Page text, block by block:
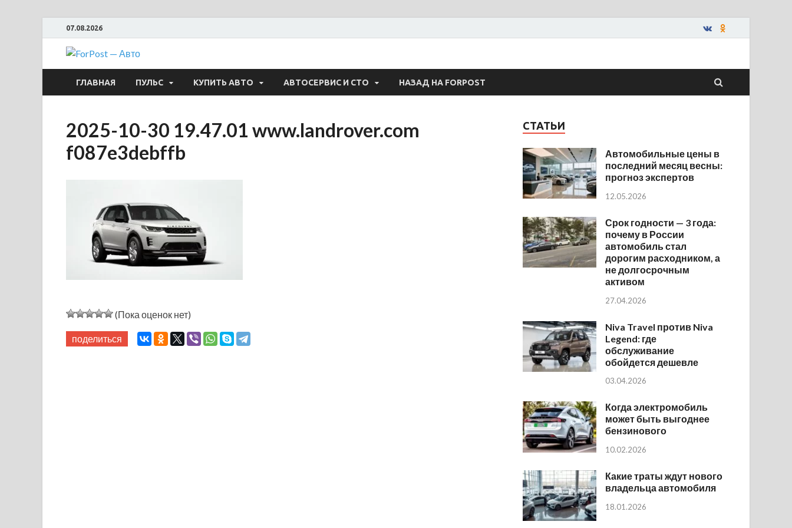
07.08.2026
ForPost — Авто
ГЛАВНАЯ ПУЛЬС КУПИТЬ АВТО АВТОСЕРВИС И СТО НАЗАД НА FORPOST
2025-10-30 19.47.01 www.landrover.com
f087e3debffb
(Пока оценок нет)
поделиться
СТАТЬИ
Автомобильные цены в
последний месяц весны:
прогноз экспертов
12.05.2026
Срок годности — 3 года:
почему в России
автомобиль стал
дорогим расходником, а
не долгосрочным
активом
27.04.2026
Niva Travel против Niva
Legend: где
обслуживание
обойдется дешевле
03.04.2026
Когда электромобиль
может быть выгоднее
бензинового
10.02.2026
Какие траты ждут нового
владельца автомобиля
18.01.2026